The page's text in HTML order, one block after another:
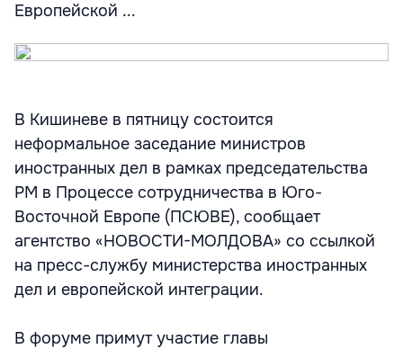
Европейской ...
В Кишиневе в пятницу состоится
неформальное заседание министров
иностранных дел в рамках председательства
РМ в Процессе сотрудничества в Юго-
Восточной Европе (ПСЮВЕ), сообщает
агентство «НОВОСТИ-МОЛДОВА» со ссылкой
на пресс-службу министерства иностранных
дел и европейской интеграции.
В форуме примут участие главы